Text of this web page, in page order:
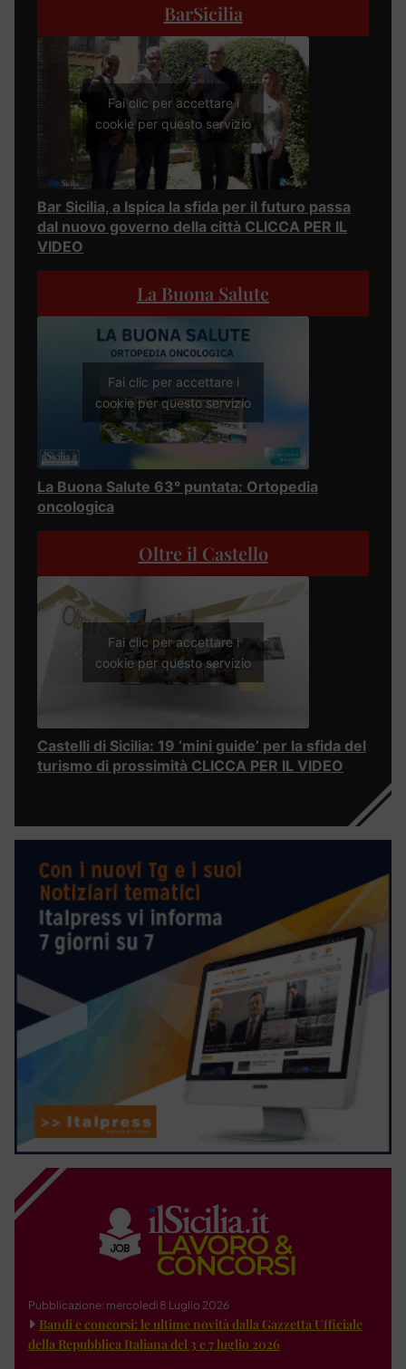
BarSicilia
Fai clic per accettare i
cookie per questo servizio
Bar Sicilia, a Ispica la sfida per il futuro passa
dal nuovo governo della città CLICCA PER IL
VIDEO
La Buona Salute
Fai clic per accettare i
cookie per questo servizio
La Buona Salute 63° puntata: Ortopedia
oncologica
Oltre il Castello
Fai clic per accettare i
cookie per questo servizio
Castelli di Sicilia: 19 ‘mini guide’ per la sfida del
turismo di prossimità CLICCA PER IL VIDEO
Pubblicazione: mercoledì 8 Luglio 2026
Bandi e concorsi: le ultime novità dalla Gazzetta Ufficiale
della Repubblica Italiana del 3 e 7 luglio 2026